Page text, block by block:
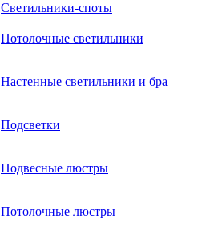
Светильники-споты
Потолочные светильники
Настенные светильники и бра
Подсветки
Подвесные люстры
Потолочные люстры